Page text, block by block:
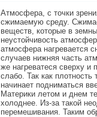
Атмосфера, с точки
сжимаемую среду.
веществ, которые в
неустойчивость
атмосфера нагревается
случаев нижняя часть
же нагреватеся сверху и
слабо. Так как
начинает подниматься
Материки летом и днем
холоднее. Из-за такой
перемешивания. Таким